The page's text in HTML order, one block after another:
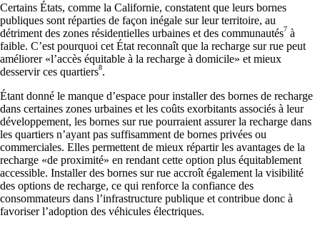
Certains États, comme la Californie, constatent que leurs bornes
publiques sont réparties de façon inégale sur leur territoire, au
détriment des zones résidentielles urbaines et des communautés7 à
faible. C’est pourquoi cet État reconnaît que la recharge sur rue peut
améliorer «l’accès équitable à la recharge à domicile» et mieux
desservir ces quartiers8.
Étant donné le manque d’espace pourinstaller des bornes de recharge
dans certaines zones urbaines et les coûts exorbitants associés à leur
développement, les bornes sur rue pourraient assurer la recharge dans
les quartiers n’ayant pas suffisamment de bornes privées ou
commerciales. Elles permettent de mieux répartir les avantages de la
recharge «de proximité» en rendant cette option plus équitablement
accessible. Installer des bornes sur rue accroît également la visibilité
des options de recharge, ce qui renforce la confiance des
consommateurs dans l’infrastructure publique et contribue donc à
favoriser l’adoption des véhicules électriques.